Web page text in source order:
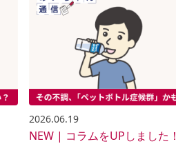
2026.06.19
NEW | コラムをUPしました！